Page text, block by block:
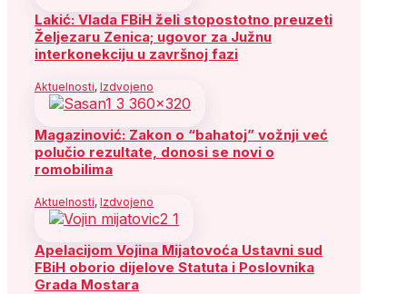
Lakić: Vlada FBiH želi stopostotno preuzeti
Željezaru Zenica; ugovor za Južnu
interkonekciju u završnoj fazi
Aktuelnosti, Izdvojeno
Magazinović: Zakon o “bahatoj” vožnji već
polučio rezultate, donosi se novi o
romobilima
Aktuelnosti, Izdvojeno
Apelacijom Vojina Mijatovoća Ustavni sud
FBiH oborio dijelove Statuta i Poslovnika
Grada Mostara